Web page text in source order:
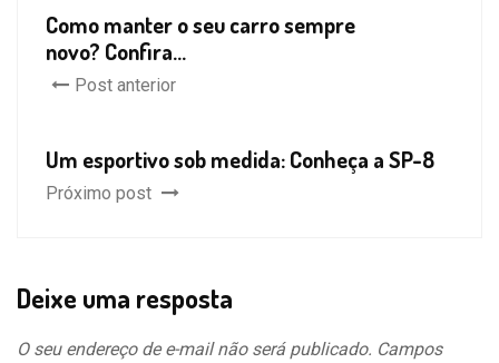
Como manter o seu carro sempre
novo? Confira...
Post anterior
Um esportivo sob medida: Conheça a SP-8
Próximo post
Deixe uma resposta
O seu endereço de e-mail não será publicado. Campos